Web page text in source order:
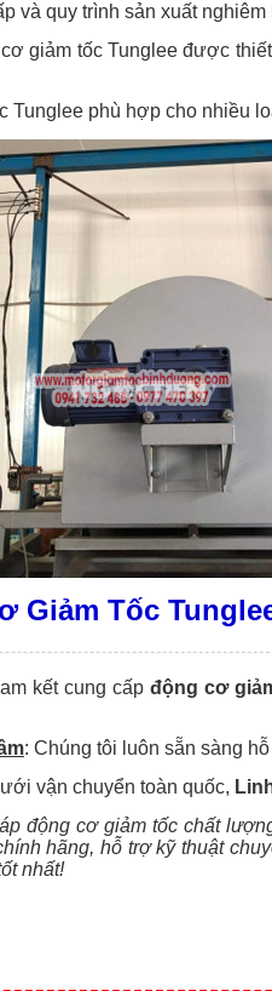
và quy trình sản xuất
giảm tốc Tunglee được
Tunglee phù hợp cho nhiều
Giảm Tốc
kết cung cấpđộng cơ
: Chúng tôi luôn sẵn sàng
vận chuyển toàn quốc,
động cơ giảm tốc chất
hãng, hỗ trợ kỹ thuật
nhất!